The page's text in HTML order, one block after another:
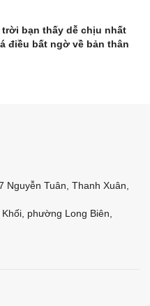
trời bạn thấy dễ chịu nhất
điều bất ngờ về bản thân
Nguyễn Tuân, Thanh Xuân,
phường Long Biên,